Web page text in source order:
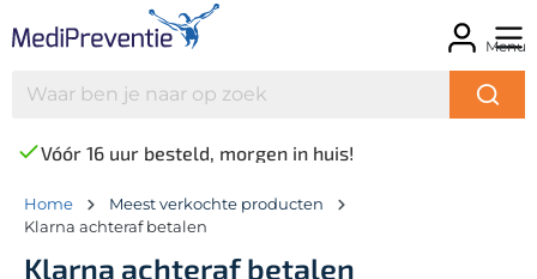
Menu
Vóór 16 uur besteld, morgen in huis!
Home
Meest verkochte producten
Klarna achteraf betalen
Klarna achteraf betalen